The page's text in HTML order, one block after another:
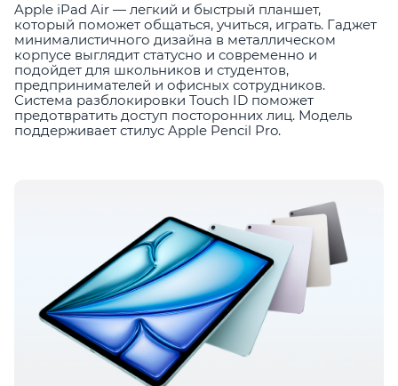
Apple iPad Air — легкий и быстрый планшет,
который поможет общаться, учиться, играть. Гаджет
минималистичного дизайна в металлическом
корпусе выглядит статусно и современно и
подойдет для школьников и студентов,
предпринимателей и офисных сотрудников.
Система разблокировки Touch ID поможет
предотвратить доступ посторонних лиц. Модель
поддерживает стилус Apple Pencil Pro.